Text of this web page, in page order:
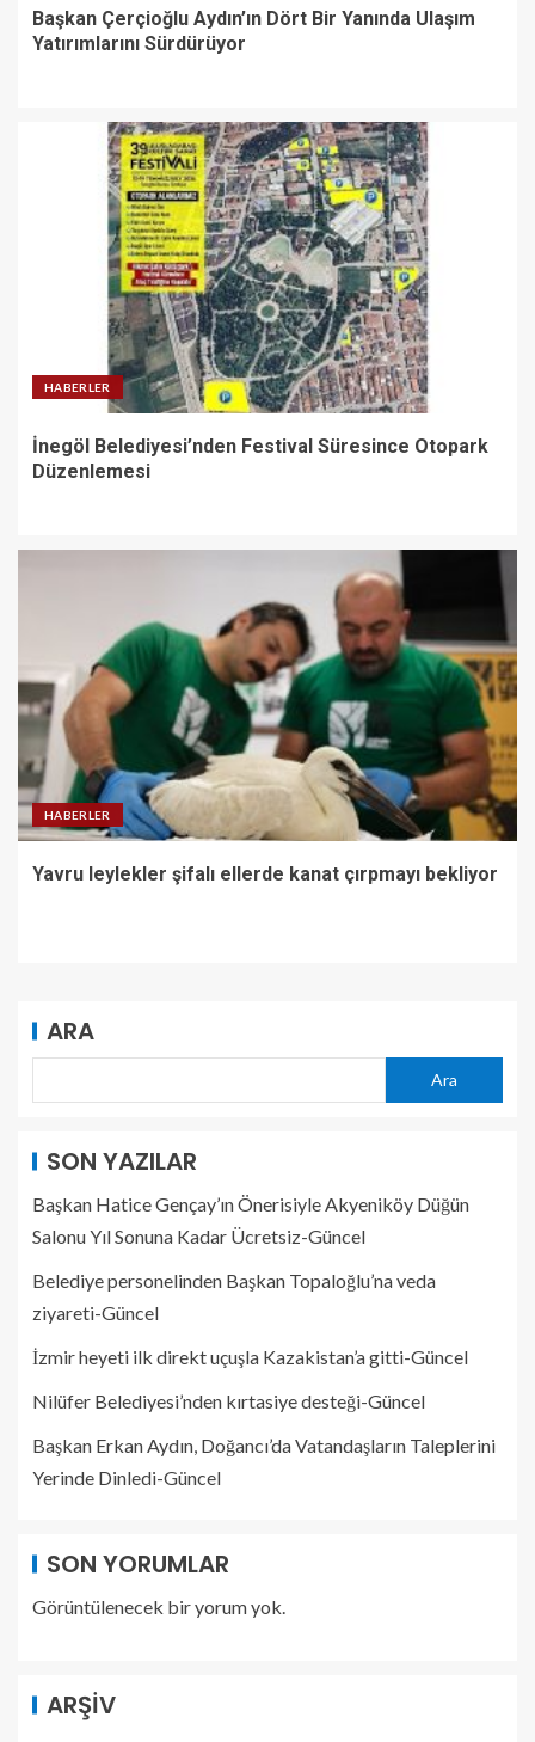
Başkan Çerçioğlu Aydın’ın Dört Bir Yanında Ulaşım
Yatırımlarını Sürdürüyor
HABERLER
İnegöl Belediyesi’nden Festival Süresince Otopark
Düzenlemesi
HABERLER
Yavru leylekler şifalı ellerde kanat çırpmayı bekliyor
ARA
Ara
SON YAZILAR
Başkan Hatice Gençay’ın Önerisiyle Akyeniköy Düğün
Salonu Yıl Sonuna Kadar Ücretsiz-Güncel
Belediye personelinden Başkan Topaloğlu’na veda
ziyareti-Güncel
İzmir heyeti ilk direkt uçuşla Kazakistan’a gitti-Güncel
Nilüfer Belediyesi’nden kırtasiye desteği-Güncel
Başkan Erkan Aydın, Doğancı’da Vatandaşların Taleplerini
Yerinde Dinledi-Güncel
SON YORUMLAR
Görüntülenecek bir yorum yok.
ARŞIV